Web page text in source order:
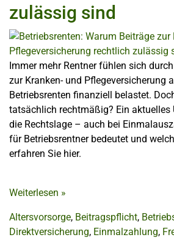
zulässig sind
Immer mehr Rentner fühlen sich
zur Kranken- und Pflegeversicherung
Betriebsrenten finanziell belastet.
tatsächlich rechtmäßig? Ein aktuelles
die Rechtslage – auch bei
für Betriebsrentner bedeutet und
erfahren Sie hier.
Weiterlesen »
Altersvorsorge, Beitragspflicht,
Direktversicherung, Einmalzahlung,